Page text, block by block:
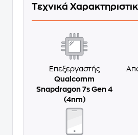
Τεχνικά
Επεξεργαστής
Qualcomm
Snapdragon 7s Gen 4
(4nm)